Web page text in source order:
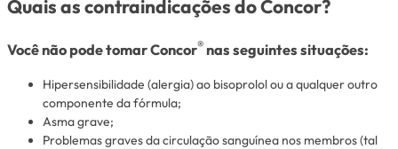
Quais as contraindicações do Concor?
Você não pode tomar Concor® nas seguintes situações:
Hipersensibilidade (alergia) ao bisoprolol ou a qualquer outro
componente da fórmula;
Asma grave;
Problemas graves da circulação sanguínea nos membros (tal